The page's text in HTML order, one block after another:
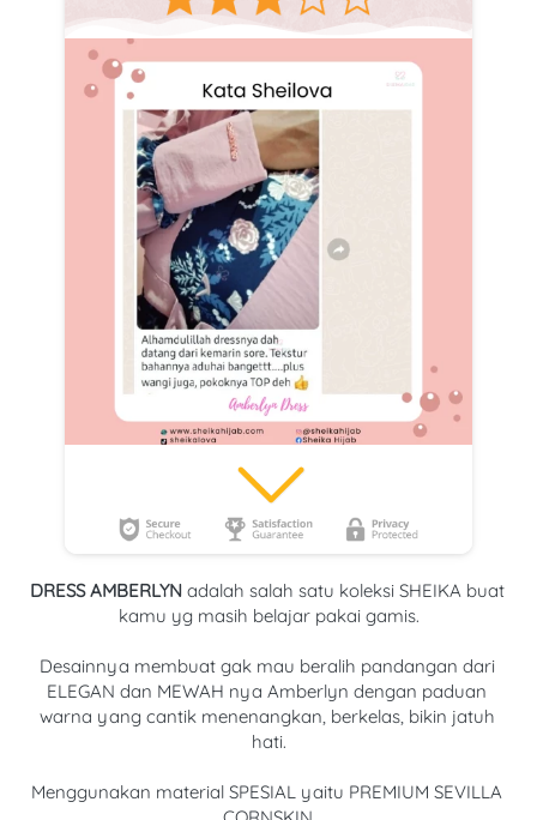
DRESS AMBERLYN adalah salah satu koleksi SHEIKA buat
kamu yg masih belajar pakai gamis.
Desainnya membuat gak mau beralih pandangan dari
ELEGAN dan MEWAH nya Amberlyn dengan paduan
warna yang cantik menenangkan, berkelas, bikin jatuh
hati.
Menggunakan material SPESIAL yaitu PREMIUM SEVILLA